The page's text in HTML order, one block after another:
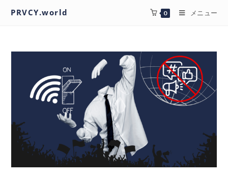
PRVCY.world 0 メニュー